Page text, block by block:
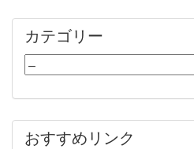
カテゴリー
おすすめリンク